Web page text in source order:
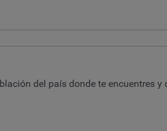
del país donde te encuentres y